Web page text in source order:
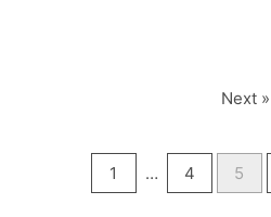
1 … 4 5
Next »